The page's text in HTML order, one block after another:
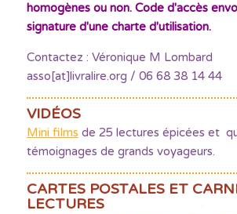
homogènes ou non. Code d'accès
signature d'une charte d'utilisation.
Contactez : Véronique M Lombard
asso[at]livralire.org / 06 68 38 14 44
VIDÉOS
Mini films de 25 lectures épicées et
témoignages de grands voyageurs.
CARTES POSTALES ET
LECTURES